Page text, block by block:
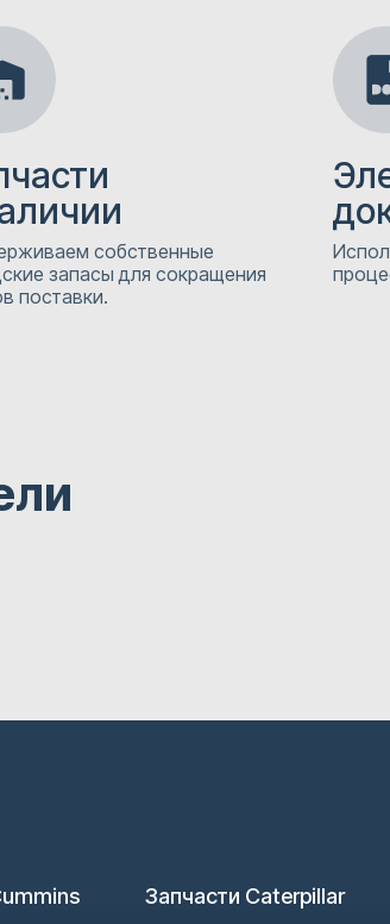
собственные
запасы для сокращения
поставки.
Запчасти Caterpillar